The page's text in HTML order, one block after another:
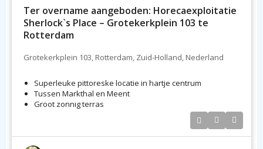
Ter overname aangeboden: Horecaexploitatie
Sherlock`s Place – Grotekerkplein 103 te
Rotterdam
Grotekerkplein 103, Rotterdam, Zuid-Holland, Nederland
Superleuke pittoreske locatie in hartje centrum
Tussen Markthal en Meent
Groot zonnig terras